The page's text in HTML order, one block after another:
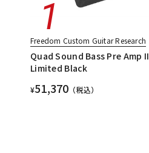
Freedom Custom Guitar Research
Quad Sound Bass Pre Amp II
Limited Black
¥51,370 （税込）